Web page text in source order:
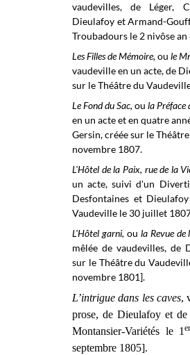
vaudevilles, de Léger,
Dieulafoy et Armand-
Troubadours le 2 nivôse
Les Filles de Mémoire, ou le
vaudeville en un acte, de
sur leThéâtre du
Le Fond du Sac, ou la Préface
en un acte et en quatre
Gersin,créée sur le
novembre 1807.
L'Hôtel de la Paix, rue de la
un acte, suivi d'un
Desfontaines et
Vaudeville le 30 juillet
L'Hôtel garni, ou la Revue de
mêlée de vaudevilles, de
sur le Théâtre du
novembre 1801].
L’intrigue dans les caves,
prose, de Dieulafoy et
Montansier-Variétés le 1 er
septembre 1805].